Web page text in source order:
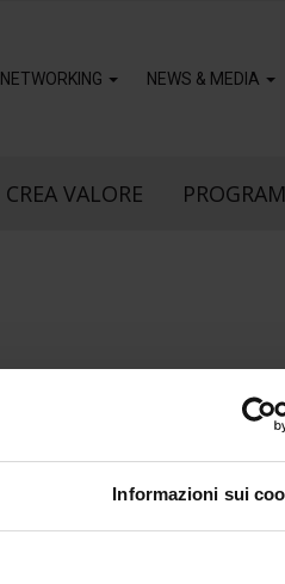
Informazioni sui
NETWORKING NEWS & MEDIA
VALORE
In